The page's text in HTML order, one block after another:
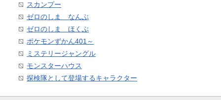
スカンプー
ゼロのしま なんぶ
ゼロのしま ほくぶ
ポケモンずかん401～
ミステリージャングル
モンスターハウス
探検隊として登場するキャラクター